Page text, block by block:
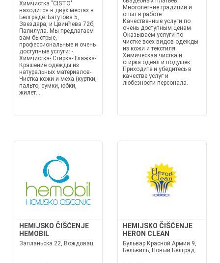
Химчистка "ČISTO"
находится в двух местах в
Белграде: Батутова 5,
Звездара, и Цвиићева 72б,
Палилула. Мы предлагаем
вам быстрые,
профессиональные и очень
доступные услуги: -
Химчистка- Стирка- Глажка-
Крашение одежды из
натуральных материалов-
Чистка кожи и меха (куртки,
пальто, сумки, юбки,
жилет...
Многолетние традиции и
опыт в работе
Качественные услуги по
очень доступным ценам
Оказываем услуги по
чистке всех видов одежды
из кожи и текстиля
Химическая чистка и
стирка одеял и подушек
Приходите и убедитесь в
качестве услуг и
любезности персонала.
HEMIJSKO ČIŠĆENJE
HEMOBIL
Запланьска 22, Вождовац
HEMIJSKO ČIŠĆENJE
HERON CLEAN
Бульвар Красной Армии 9,
Бельвиль, Новый Белград